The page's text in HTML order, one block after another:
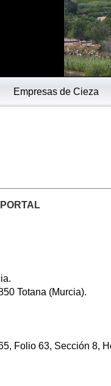
Empresas de Cieza
Totana (Murcia).
Folio 63, Sección 8,